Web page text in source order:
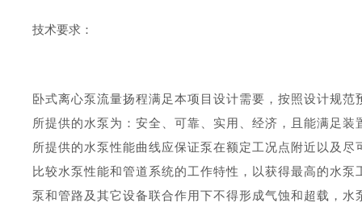
技术要求 ：
卧式离心泵流量扬程满足本项目设计需要，按照设计规范
所提供的水泵为：安全、可靠、实用、经济，且能满足
所提供的水泵性能曲线应保证泵在额定工况点附近以及尽
比较水泵性能和管道系统的工作特性，以获得最高的水泵
泵和管路及其它设备联合作用下不得形成气蚀和超载，